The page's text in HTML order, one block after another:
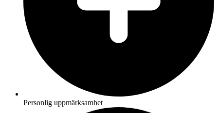
Personlig uppmärksamhet